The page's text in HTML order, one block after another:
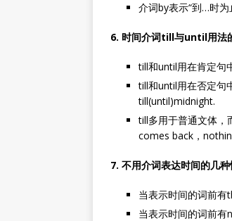
介词by表示“到…时
6. 时间介词till与until用法
till和until用在肯定句
till和until用在否定句
till(until)midnight.
till多用于普通文体，
comes back，
7. 不用介词表达时间的几
当表示时间的词前
当表示时间的词前